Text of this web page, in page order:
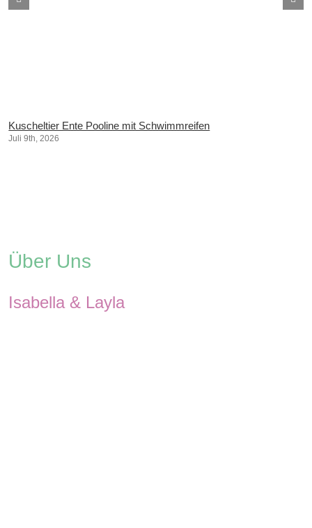
Kuscheltier Ente Pooline mit Schwimmreifen
Juli 9th, 2026
Über Uns
Isabella & Layla